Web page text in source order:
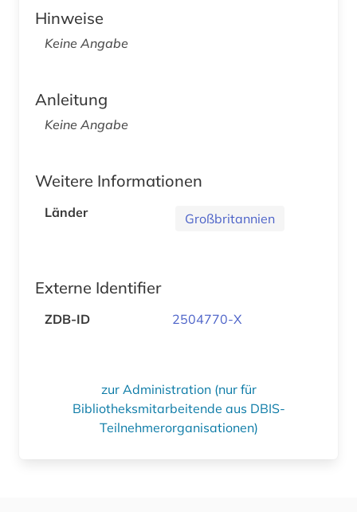
Hinweise
Keine Angabe
Anleitung
Keine Angabe
Weitere Informationen
Länder Großbritannien
Externe Identifier
ZDB-ID 2504770-X
zur Administration (nur für
Bibliotheksmitarbeitende aus DBIS-
Teilnehmerorganisationen)